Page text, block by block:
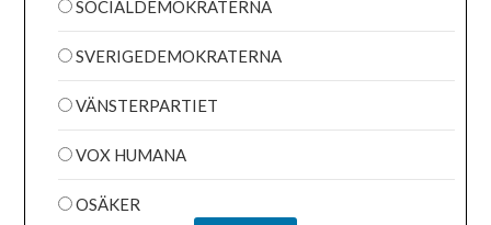
SOCIALDEMOKRATERNA
SVERIGEDEMOKRATERNA
VÄNSTERPARTIET
VOX HUMANA
OSÄKER